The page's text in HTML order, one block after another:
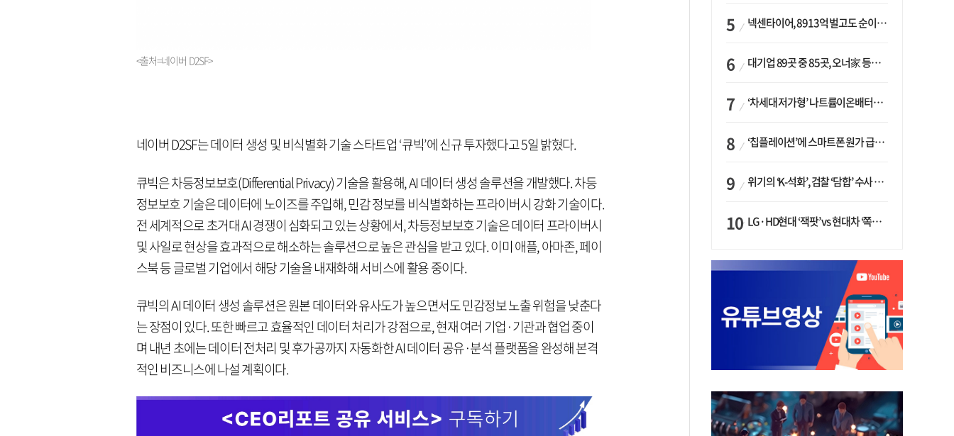
<출처=네이버 D2SF>
네이버 D2SF는 데이터 생성 및 비식별화 기술 스타트업 ‘큐빅’에 신규 투자했다고 5일 밝혔다.
큐빅은 차등정보보호(Differential Privacy) 기술을 활용해, AI 데이터 생성 솔루션을 개발했다. 차등
정보보호 기술은 데이터에 노이즈를 주입해, 민감 정보를 비식별화하는 프라이버시 강화 기술이다.
전 세계적으로 초거대 AI 경쟁이 심화되고 있는 상황에서, 차등정보보호 기술은 데이터 프라이버시
및 사일로 현상을 효과적으로 해소하는 솔루션으로 높은 관심을 받고 있다. 이미 애플, 아마존, 페이
스북 등 글로벌 기업에서 해당 기술을 내재화해 서비스에 활용 중이다.
큐빅의 AI 데이터 생성 솔루션은 원본 데이터와 유사도가 높으면서도 민감정보 노출 위험을 낮춘다
는 장점이 있다. 또한 빠르고 효율적인 데이터 처리가 강점으로, 현재 여러 기업·기관과 협업 중이
며 내년 초에는 데이터 전처리 및 후가공까지 자동화한 AI 데이터 공유·분석 플랫폼을 완성해 본격
적인 비즈니스에 나설 계획이다.
넥센타이어, 8913억 벌고도 순이익 2억…유럽 세부담에 이익 증발
대기업 89곳 중 85곳, 오너家 등기임원 겸직…BS 46곳·SM 45곳 ‘족벌경영’ 고착화
‘차세대 저가형’ 나트륨이온배터리 시대 오나…LG화학·에코프로, 상용화 속도낸다
‘칩플레이션’에 스마트폰 원가 급등…삼성전자, ‘엑시노스’ 채택 확대하나
위기의 ‘K-석화’, 검찰 ‘담합’ 수사 착수…“LG·한화·롯데 등 7개 업체, 8개 제품 가격 담합”
LG·HD현대 ‘잭팟’ vs 현대차 ‘쪽박’…글로벌 사모펀드, 韓 대기업 투자 ‘희비’